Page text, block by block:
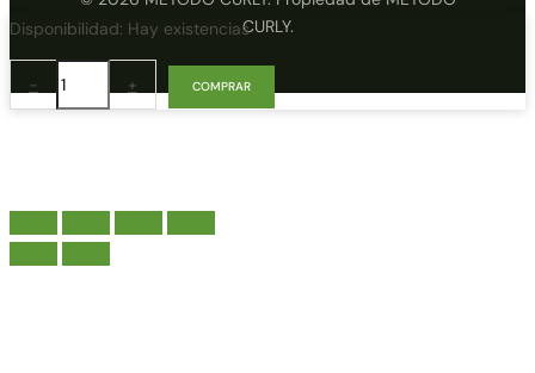
CURLY.
Disponibilidad: Hay existencias
-
ArmoniaBio
Shikakai
100
gr.
+ COMPRAR